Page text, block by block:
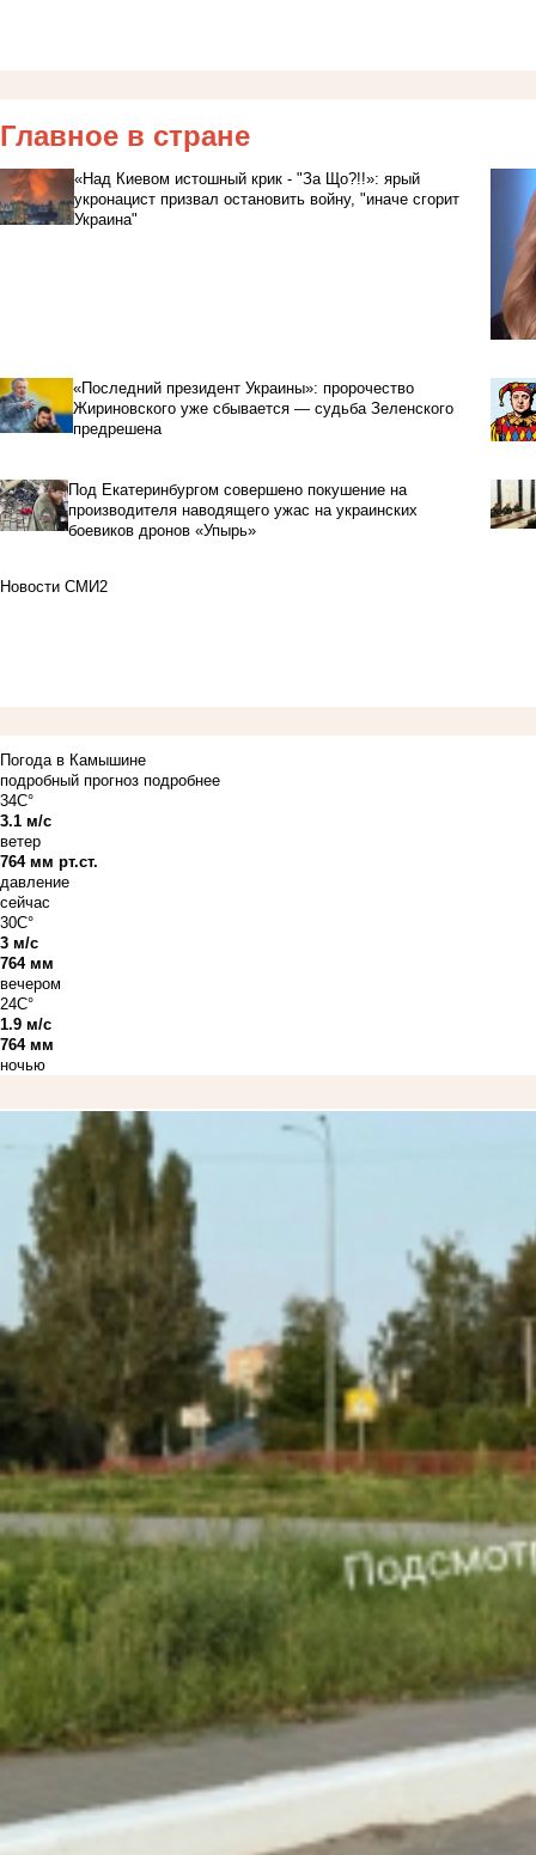
Главное в стране
«Над Киевом истошный крик - "За Що?!!»: ярый
укронацист призвал остановить войну, "иначе сгорит
Украина"
«Последний президент Украины»: пророчество
Жириновского уже сбывается — судьба Зеленского
предрешена
Под Екатеринбургом совершено покушение на
производителя наводящего ужас на украинских
боевиков дронов «Упырь»
Новости СМИ2
Погода в Камышине
подробный прогноз подробнее
34C°
3.1 м/с
ветер
764 мм рт.ст.
давление
сейчас
30C°
3 м/с
764 мм
вечером
24C°
1.9 м/с
764 мм
ночью